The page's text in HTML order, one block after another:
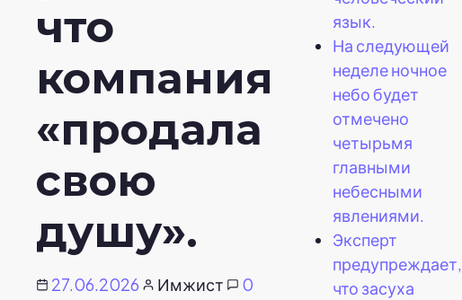
что
компания
«продала
свою
душу».
27.06.2026 Имжист
0
язык.
На следующей
неделе ночное
небо будет
отмечено
четырьмя
главными
небесными
явлениями.
Эксперт
предупреждает,
что засуха